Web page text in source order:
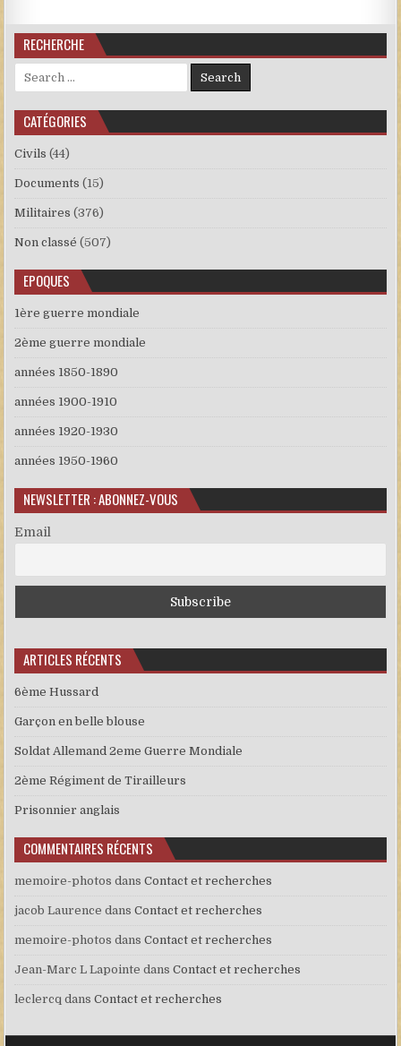
RECHERCHE
Search for:
CATÉGORIES
Civils (44)
Documents (15)
Militaires (376)
Non classé (507)
EPOQUES
1ère guerre mondiale
2ème guerre mondiale
années 1850-1890
années 1900-1910
années 1920-1930
années 1950-1960
NEWSLETTER : ABONNEZ-VOUS
Email
ARTICLES RÉCENTS
6ème Hussard
Garçon en belle blouse
Soldat Allemand 2eme Guerre Mondiale
2ème Régiment de Tirailleurs
Prisonnier anglais
COMMENTAIRES RÉCENTS
memoire-photos dansContact et recherches
jacob Laurence dansContact et recherches
memoire-photos dansContact et recherches
Jean-Marc L Lapointe dansContact et recherches
leclercq dansContact et recherches